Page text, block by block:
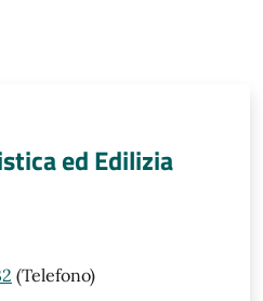
ed Edilizia
(Telefono)